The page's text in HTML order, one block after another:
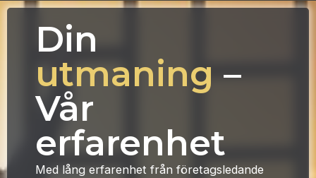
Din
utmaning –
Vår
erfarenhet
Med lång erfarenhet från företagsledande